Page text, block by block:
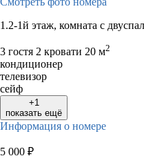
1.2-1й этаж, комната с
3 гостя 2 кровати 20 м2
кондиционер
телевизор
сейф
+1
показать ещё
Информация о номере
5 000 ₽